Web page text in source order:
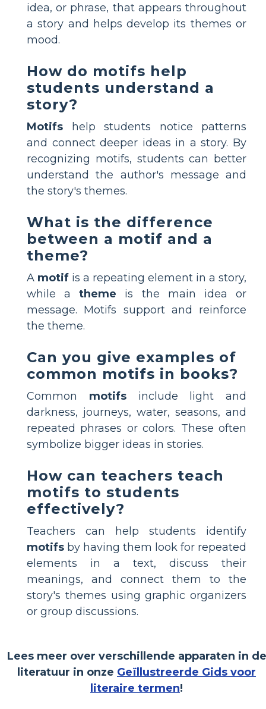
idea, or phrase, that appears throughout
a story and helps develop its themes or
mood.
How do motifs help
students understand a
story?
Motifs help students notice patterns
and connect deeper ideas in a story. By
recognizing motifs, students can better
understand the author's message and
the story's themes.
What is the difference
between a motif and a
theme?
A motif is a repeating element in a story,
while atheme is the main idea or
message. Motifs support and reinforce
the theme.
Can you give examples of
common motifs in books?
Common motifsinclude light and
darkness, journeys, water, seasons, and
repeated phrases or colors. These often
symbolize bigger ideas in stories.
How can teachers teach
motifs to students
effectively?
Teachers can help students identify
motifs by having them look for repeated
elements in a text, discuss their
meanings, and connect them to the
story's themes using graphic organizers
or group discussions.
Lees meer over verschillende apparaten in de
literatuur in onze Geïllustreerde Gids voor
literaire termen!